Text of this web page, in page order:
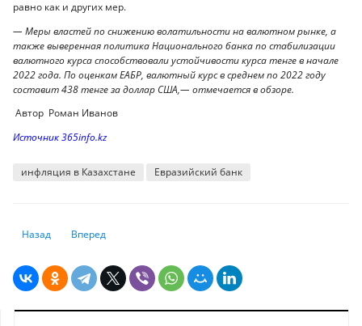
равно как и других мер.
— Меры властей по снижению волатильности на валютном рынке, а
также выверенная политика Национального банка по стабилизации
валютного курса способствовали устойчивости курса тенге в начале
2022 года. По оценкам ЕАБР, валютный курс в среднем по 2022 году
составит 438 тенге за доллар США,— отмечается в обзоре.
Автор Роман Иванов
Источник 365info.kz
инфляция в Казахстане Евразийский банк
Предыдущий: Китай: укрепляя устойчивость тигра в 2022 году
Назад Следующий: ОПЕК: Спрос на нефть в 2022 году превысит
Вперед